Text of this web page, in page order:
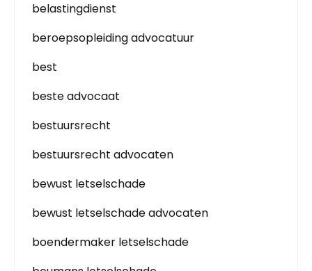
belastingdienst
beroepsopleiding advocatuur
best
beste advocaat
bestuursrecht
bestuursrecht advocaten
bewust letselschade
bewust letselschade advocaten
boendermaker letselschade